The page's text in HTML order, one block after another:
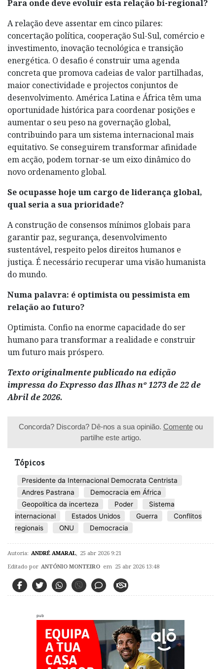
Para onde deve evoluir esta relação bi-regional?
A relação deve assentar em cinco pilares:
concertação política, cooperação Sul-Sul, comércio e
investimento, inovação tecnológica e transição
energética. O desafio é construir uma agenda
concreta que promova cadeias de valor partilhadas,
maior conectividade e projectos conjuntos de
desenvolvimento. América Latina e África têm uma
oportunidade histórica para coordenar posições e
aumentar o seu peso na governação global,
contribuindo para um sistema internacional mais
equitativo. Se conseguirem transformar afinidade
em acção, podem tornar-se um eixo dinâmico do
novo ordenamento global.
Se ocupasse hoje um cargo de liderança global,
qual seria a sua prioridade?
A construção de consensos mínimos globais para
garantir paz, segurança, desenvolvimento
sustentável, respeito pelos direitos humanos e
justiça. É necessário recuperar uma visão humanista
do mundo.
Numa palavra: é optimista ou pessimista em
relação ao futuro?
Optimista. Confio na enorme capacidade do ser
humano para transformar a realidade e construir
um futuro mais próspero.
Texto originalmente publicado na edição
impressa do Expresso das Ilhas nº 1273 de 22 de
Abril de 2026.
Concorda? Discorda? Dê-nos a sua opinião. Comenteou
partilhe este artigo.
Tópicos
Presidente da Internacional Democrata Centrista
Andres Pastrana
Democracia em África
Geopolítica da incerteza
Poder
Sistema
internacional
Estados Unidos Guerra
Conflitos
regionais
ONU Democracia
Autoria: ANDRÉ AMARAL 25 abr 2026 9:21
Editado por ANTÓNIO MONTEIRO em 25 abr 2026 13:48
pub